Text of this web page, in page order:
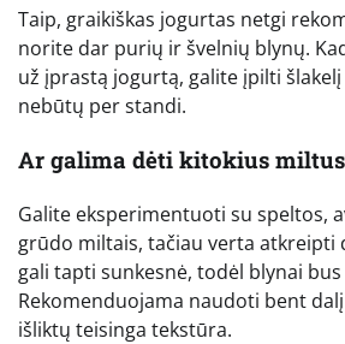
Taip, graikiškas jogurtas netgi
norite dar purių ir švelnių blynų.
už įprastą jogurtą, galite įpilti
nebūtų per standi.
Ar galima dėti kitokius
Galite eksperimentuoti su speltos,
grūdo miltais, tačiau verta atkreipti
gali tapti sunkesnė, todėl blynai
Rekomenduojama naudoti bent
išliktų teisinga tekstūra.